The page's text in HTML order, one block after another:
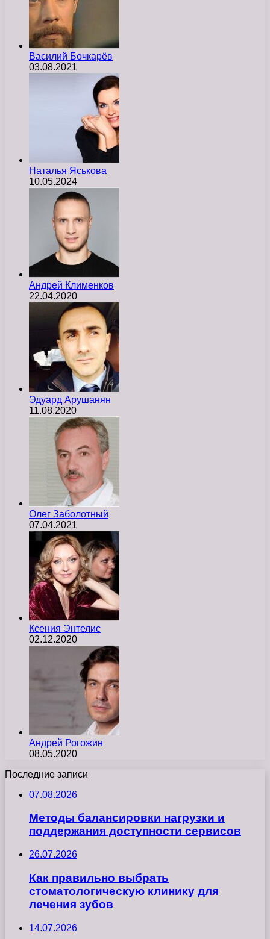
Василий Бочкарёв
03.08.2021
Наталья Яськова
10.05.2024
Андрей Клименков
22.04.2020
Эдуард Арушанян
11.08.2020
Олег Заболотный
07.04.2021
Ксения Энтелис
02.12.2020
Андрей Рогожин
08.05.2020
Последние записи
07.08.2026
Методы балансировки нагрузки и
поддержания доступности сервисов
26.07.2026
Как правильно выбрать
стоматологическую клинику для
лечения зубов
14.07.2026